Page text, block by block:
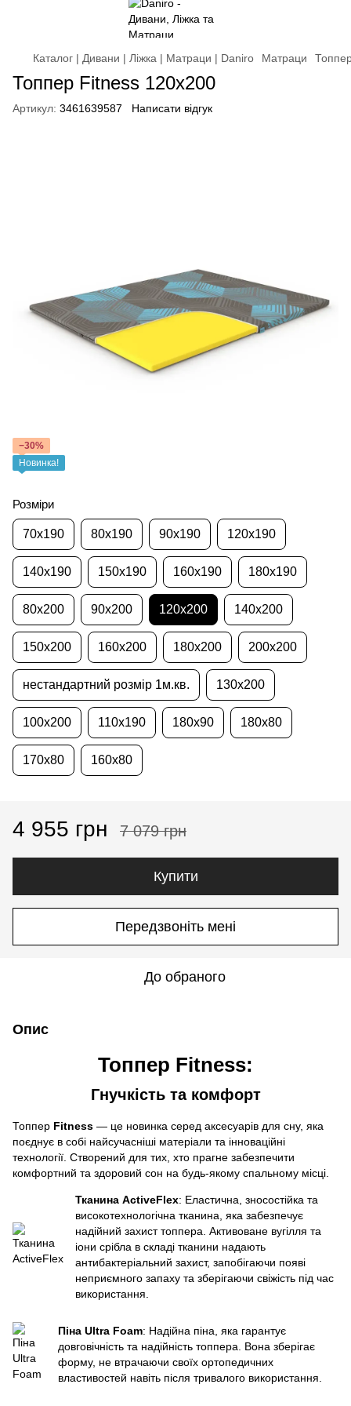
Каталог | Дивани | Ліжка | Матраци | Daniro Матраци
Топпер Fitness 120x200
Артикул: 3461639587 Написати відгук
−30%
Новинка!
Розміри
70x190 80x190 90x190 120x190
140x190 150x190 160x190 180x190
80x200 90x200 120x200 140x200
150x200 160x200 180x200 200x200
нестандартний розмір 1м.кв. 130x200
100x200 110x190 180x90 180x80
170x80 160x80
4 955 грн 7 079 грн
Купити
Передзвоніть мені
До обраного
Опис
Топпер Fitness:
Гнучкість та комфорт
Топпер Fitness — це новинка серед аксесуарів для сну, яка
поєднує в собі найсучасніші матеріали та інноваційні
технології. Створений для тих, хто прагне забезпечити
комфортний та здоровий сон на будь-якому спальному місці.
Тканина ActiveFlex: Еластична, зносостійка та
високотехнологічна тканина, яка забезпечує
надійний захист топпера. Активоване вугілля та
іони срібла в складі тканини надають
антибактеріальний захист, запобігаючи появі
неприємного запаху та зберігаючи свіжість під час
використання.
Піна Ultra Foam: Надійна піна, яка гарантує
довговічність та надійність топпера. Вона зберігає
форму, не втрачаючи своїх ортопедичних
властивостей навіть після тривалого використання.